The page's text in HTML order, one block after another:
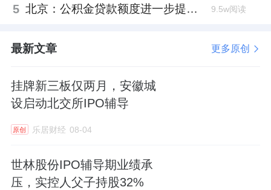
5 北京：公积金贷款额度进一步提高、最高可贷340万元 9.5w阅读
最新文章 更多原创
挂牌新三板仅两月，安徽城
设启动北交所IPO辅导
原创 乐居财经 08-04
世林股份IPO辅导期业绩承
压，实控人父子持股32%